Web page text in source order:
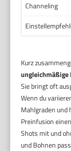
Channeling
Kurz
ungleichmäßige
Sie bringt oft
Wenn du
Mahlgraden und
Preinfusion
Shots mit und
und Bohnen